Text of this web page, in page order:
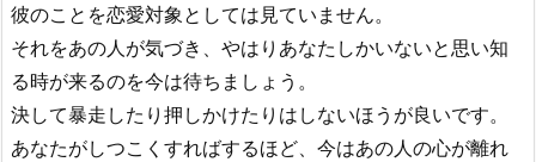
彼のことを恋愛対象としては見ていません。
それをあの人が気づき、やはりあなたしかいないと思い知
る時が来るのを今は待ちましょう。
決して暴走したり押しかけたりはしないほうが良いです。
あなたがしつこくすればするほど、今はあの人の心が離れ